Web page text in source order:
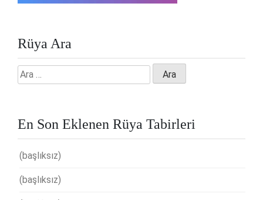
Rüya Ara
Arama:
En Son Eklenen Rüya Tabirleri
(başlıksız)
(başlıksız)